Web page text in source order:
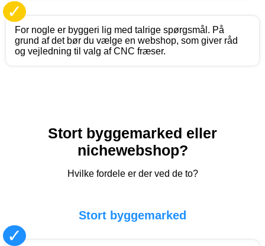
✓
For nogle er byggeri lig med talrige spørgsmål. På
grund af det bør du vælge en webshop, som giver råd
og vejledning til valg af CNC fræser.
Stort byggemarked eller
nichewebshop?
Hvilke fordele er der ved de to?
Stort byggemarked
✓